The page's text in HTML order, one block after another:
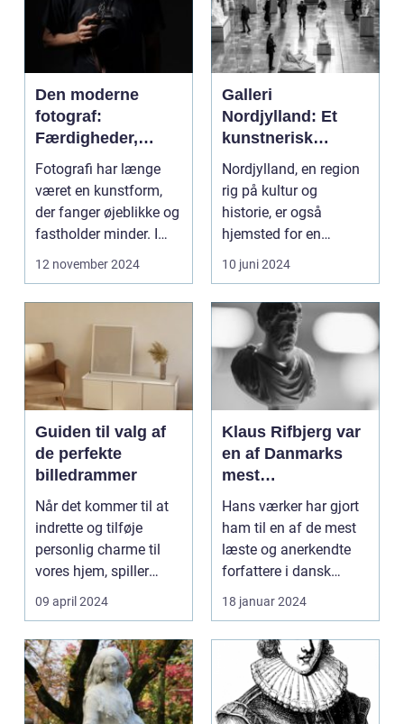
Den moderne
fotograf:
Færdigheder,
teknik og
kreativitet
Fotografi har længe
været en kunstform,
der fanger øjeblikke og
fastholder minder. I
dag, mere end n...
12 november 2024
Galleri
Nordjylland: Et
kunstnerisk
epicenter i det
danske landskab
Nordjylland, en region
rig på kultur og
historie, er også
hjemsted for en
spirende kunstscene.
Regio...
10 juni 2024
Guiden til valg af
de perfekte
billedrammer
Når det kommer til at
indrette og tilføje
personlig charme til
vores hjem, spiller
billedrammer en a...
09 april 2024
Klaus Rifbjerg var
en af Danmarks
mest
betydningsfulde
forfattere og
forfatter til en lang
række bøger, der
forskellige genrer
og temaer
Hans værker har gjort
ham til en af de mest
læste og anerkendte
forfattere i dansk
litteraturhistori...
18 januar 2024